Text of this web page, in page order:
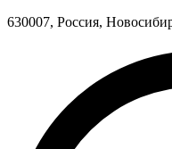
630007, Россия,